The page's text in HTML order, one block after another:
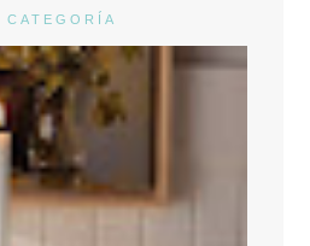
CATEGORÍA